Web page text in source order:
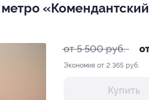
от 5 500 руб.
Экономия от 2 365 руб.
Купить